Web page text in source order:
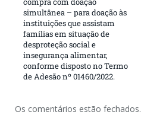
simultânea – para doação às
instituições que assistam
famílias em situação de
desproteção social e
insegurança alimentar,
conforme disposto no Termo
de Adesão nº 01460/2022.
Os comentários estão fechados.